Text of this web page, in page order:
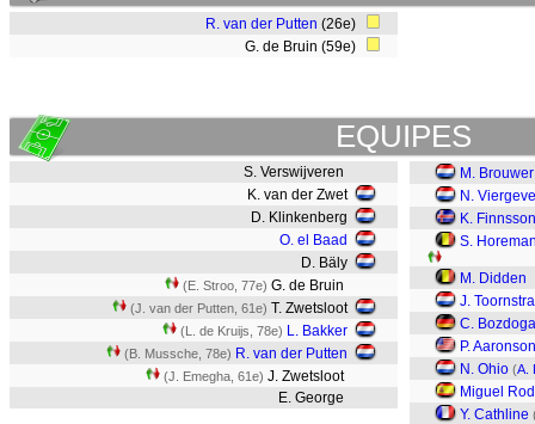
R. van der Putten (26e)
G. de Bruin (59e)
EQUIPES
S. Verswijveren
K. van der Zwet
D. Klinkenberg
O. el Baad
D. Bäly
(E. Stroo, 77e) G. de Bruin
(J. van der Putten, 61e) T. Zwetsloot
(L. de Kruijs, 78e) L. Bakker
(B. Mussche, 78e) R. van der Putten
(J. Emegha, 61e) J. Zwetsloot
E. George
M. Brouwer
N.
K. Finnsson
S.
M. Didden
J. Toornstra
C.
P. Aaronson
N. Ohio (A.
Miguel
Y. Cathline